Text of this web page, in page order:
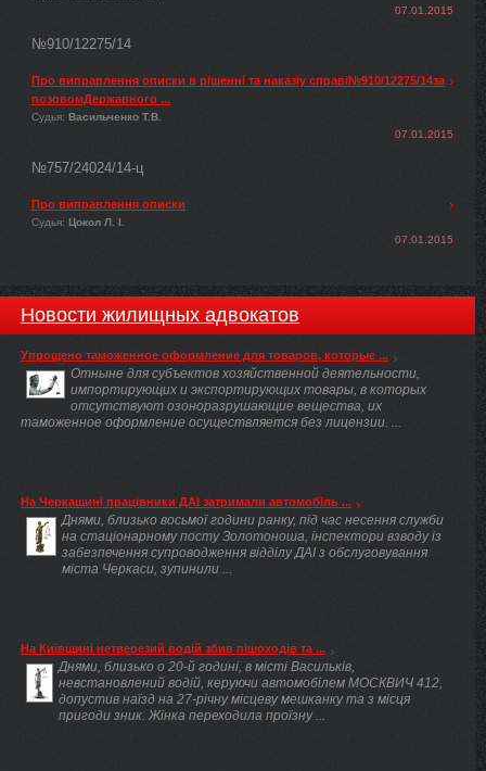
07.01.2015
№910/12275/14
Про виправлення описки в рішенні та наказіу справі№910/12275/14за
позовомДержавного ...
Судья: Васильченко Т.В.
07.01.2015
№757/24024/14-ц
Про виправлення описки
Судья: Цокол Л. І.
07.01.2015
Новости жилищных адвокатов
Упрощено таможенное оформление для товаров, которые ...
Отныне для субъектов хозяйственной деятельности,
импортирующих и экспортирующих товары, в которых
отсутствуют озоноразрушающие вещества, их
таможенное оформление осуществляется без лицензии. ...
На Черкащині працівники ДАІ затримали автомобіль ...
Днями, близько восьмої години ранку, під час несення служби
на стаціонарному посту Золотоноша, інспектори взводу із
забезпечення супроводження відділу ДАІ з обслуговування
міста Черкаси, зупинили ...
На Київщині нетверезий водій збив пішоходів та ...
Днями, близько о 20-й годині, в місті Васильків,
невстановлений водій, керуючи автомобілем МОСКВИЧ 412,
допустив наїзд на 27-річну місцеву мешканку та з місця
пригоди зник. Жінка переходила проїзну ...